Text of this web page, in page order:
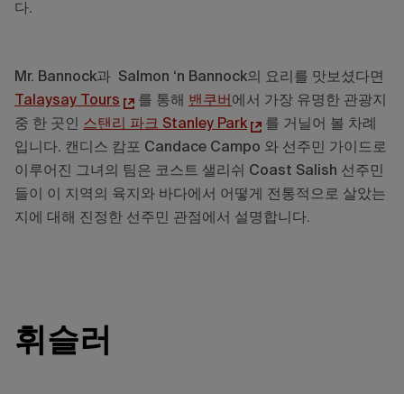
다.
Mr. Bannock과 Salmon ‘n Bannock의 요리를 맛보셨다면
Talaysay Tours
를 통해 밴쿠버 에서 가장 유명한 관광지
중 한 곳인 스탠리 파크 Stanley Park
를 거닐어 볼 차례
입니다. 캔디스 캄포 Candace Campo 와 선주민 가이드로
이루어진 그녀의 팀은 코스트 샐리쉬 Coast Salish 선주민
들이 이 지역의 육지와 바다에서 어떻게 전통적으로 살았는
지에 대해 진정한 선주민 관점에서 설명합니다.
휘슬러